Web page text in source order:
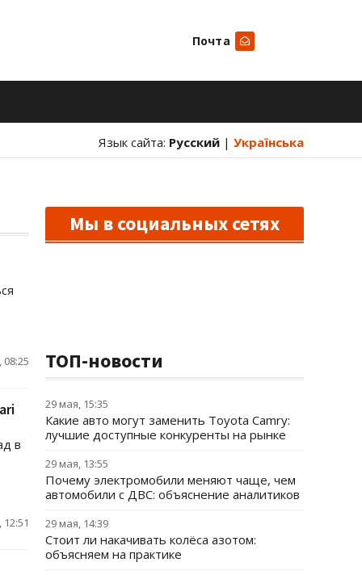
Почта
Язык сайта: Русский | Українська
в
Мы в социальных сетях
ТОП-новости
29 мая, 15:35
Какие авто могут заменить Toyota Camry:
лучшие доступные конкуренты на рынке
29 мая, 13:55
Почему электромобили меняют чаще, чем
автомобили с ДВС: объяснение аналитиков
29 мая, 14:39
Стоит ли накачивать колёса азотом:
объясняем на практике